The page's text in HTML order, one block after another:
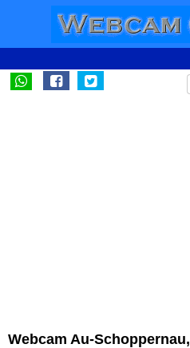
Webcam Au-